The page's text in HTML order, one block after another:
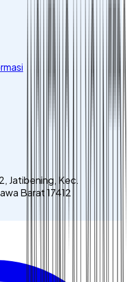
Jatibening, Kec.
Barat 17412